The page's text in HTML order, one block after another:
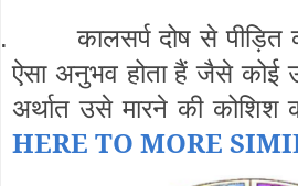
कालसर्प दोष से
ऐसा अनुभव होता हैं जैसे कोई
अर्थात उसे मारने की कोशिश
HERE TO MORE